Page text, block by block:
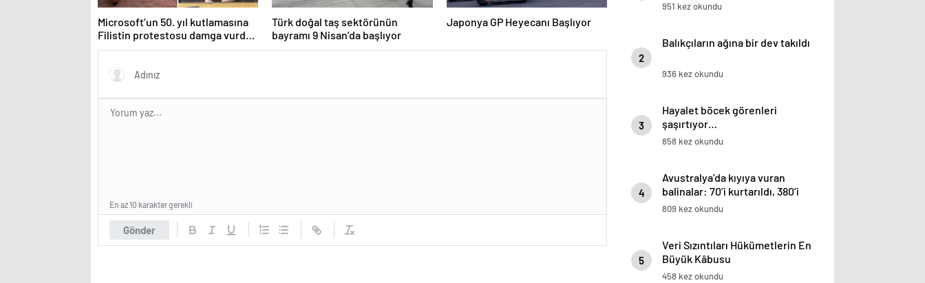
Microsoft’un 50. yıl kutlamasına
Filistin protestosu damga vurdu:
Elinizde kan var
Türk doğal taş sektörünün
bayramı 9 Nisan’da başlıyor
Japonya GP Heyecanı Başlıyor
Gönder
En az 10 karakter gerekli
951 kez okundu
2
Balıkçıların ağına bir dev takıldı
936 kez okundu
3
Hayalet böcek görenleri
şaşırtıyor…
858 kez okundu
4
Avustralya’da kıyıya vuran
balinalar: 70’i kurtarıldı, 380’i
öldü
809 kez okundu
5
Veri Sızıntıları Hükümetlerin En
Büyük Kâbusu
458 kez okundu